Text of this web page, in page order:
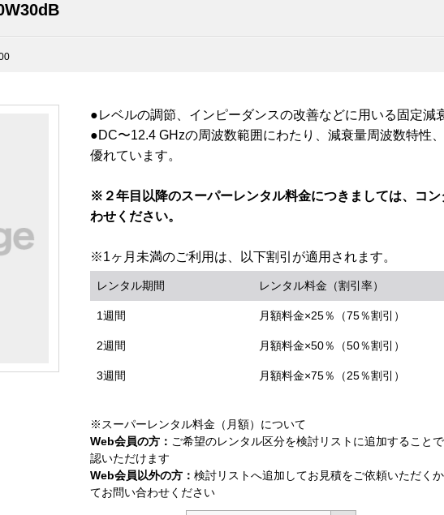
●レベルの調節、インピーダンスの改善などに用いる固定減
●DC〜12.4 GHzの周波数範囲にわたり、減衰量周波数特性
優れています。
※２年目以降のスーパーレンタル料金につきましては、コ
わせください。
※1ヶ月未満のご利用は、以下割引が適用されます。
レンタル期間 レンタル料金（割引率）
1週間 月額料金×25％（75％割引）
2週間 月額料金×50％（50％割引）
3週間 月額料金×75％（25％割引）
※スーパーレンタル料金（月額）について
Web会員の方： ご希望のレンタル区分を検討リストに追加すること
認いただけます
Web会員以外の方： 検討リストへ追加してお見積をご依頼いただくか
てお問い合わせください